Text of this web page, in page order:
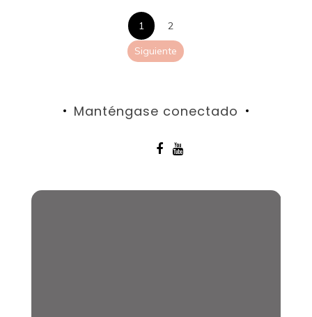
Paginación
de
1
2
Siguiente
Manténgase conectado